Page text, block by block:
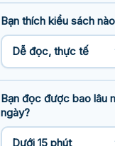
Bạn thích kiểu sách
Bạn đọc được bao lâu
ngày?